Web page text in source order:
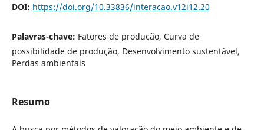
DOI: https://doi.org/10.33836/interacao.v12i12.20
Palavras-chave: Fatores de produção, Curva de
possibilidade de produção, Desenvolvimento sustentável,
Perdas ambientais
Resumo